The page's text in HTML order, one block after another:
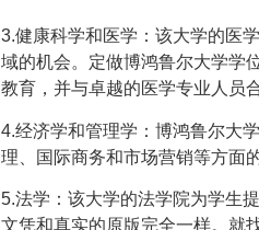
3.健康科学和医学：该大学的医
域的机会。定做博鸿鲁尔大学学
教育，并与卓越的医学专业人员合
4.经济学和管理学：博鸿鲁尔大
理、国际商务和市场营销等方面
5.法学：该大学的法学院为学生
文凭和真实的原版完全一样。就